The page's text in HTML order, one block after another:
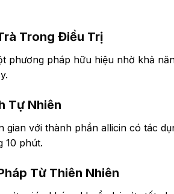
Trong Điều Trị
phương pháp hữu hiệu nhờ khả
Tự Nhiên
gian với thành phần allicin có tác
10 phút.
Từ Thiên Nhiên